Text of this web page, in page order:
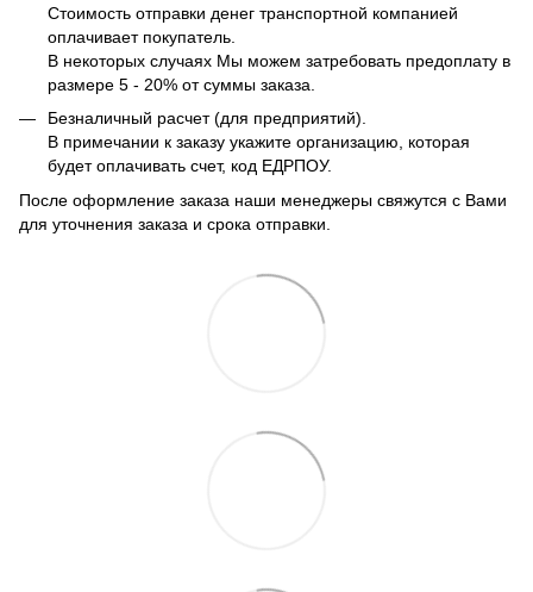
Стоимость отправки денег транспортной компанией
оплачивает покупатель.
В некоторых случаях Мы можем затребовать предоплату в
размере 5 - 20% от суммы заказа.
Безналичный расчет (для предприятий).
В примечании к заказу укажите организацию, которая
будет оплачивать счет, код ЕДРПОУ.
После оформление заказа наши менеджеры свяжутся с Вами
для уточнения заказа и срока отправки.